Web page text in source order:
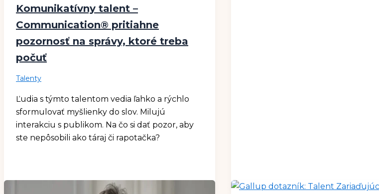
Komunikatívny talent –
Communication® pritiahne
pozornosť na správy, ktoré treba
počuť
Talenty
Ľudia s týmto talentom vedia ľahko a rýchlo
sformulovať myšlienky do slov. Milujú
interakciu s publikom. Na čo si dať pozor, aby
ste nepôsobili ako táraj či rapotačka?